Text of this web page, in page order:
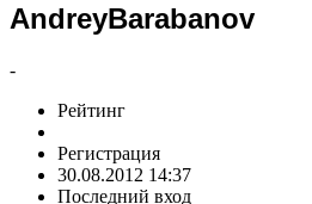
AndreyBarabanov
-
Рейтинг
Регистрация
30.08.2012 14:37
Последний вход